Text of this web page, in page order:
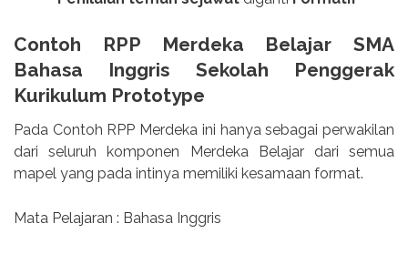
Contoh RPP Merdeka Belajar SMA
Bahasa Inggris Sekolah Penggerak
Kurikulum Prototype
Pada Contoh RPP Merdeka ini hanya sebagai perwakilan
dari seluruh komponen Merdeka Belajar dari semua
mapel yang pada intinya memiliki kesamaan format.
Mata Pelajaran : Bahasa Inggris